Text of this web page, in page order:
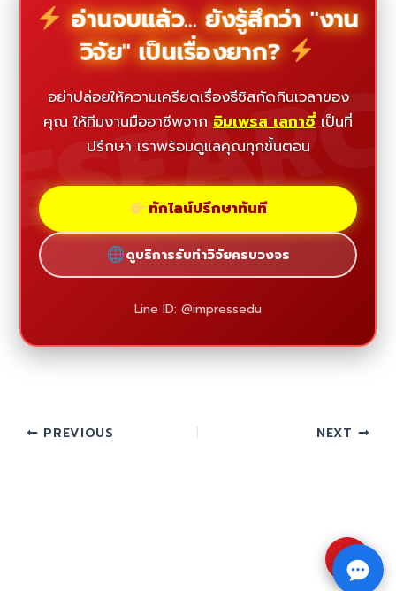
อ่านจบแล้ว... ยังรู้สึกว่า "งาน
วิจัย" เป็นเรื่องยาก?
อย่าปล่อยให้ความเครียดเรื่องธีซิสกัดกินเวลาของ
คุณ ให้ทีมงานมืออาชีพจาก อิมเพรส เลกาซี่ เป็นที่
ปรึกษา เราพร้อมดูแลคุณทุกขั้นตอน
ทักไลน์ปรึกษาทันที
ดูบริการรับทำวิจัยครบวงจร
Line ID: @impressedu
PREVIOUS NEXT
⇧